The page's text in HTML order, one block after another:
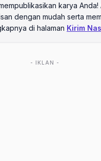
karya
dengan mudah serta
di halaman Kirim
- IKLAN -